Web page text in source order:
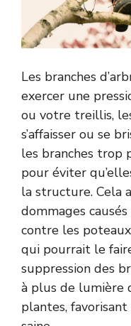
Les branches
exercer une
ou votre treillis,
s’affaisser ou se
les branches trop
pour éviter
la structure. Cela
dommages
contre les
qui pourrait le
suppression des
à plus de lumière
plantes, favorisant